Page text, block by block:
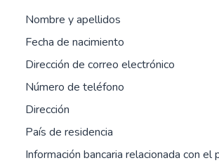
Nombre y apellidos
Fecha de nacimiento
Dirección de correo electrónico
Número de teléfono
Dirección
País de residencia
Información bancaria relacionada con